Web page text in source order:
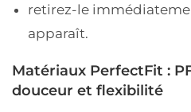
retirez-le
apparaît.
Matériaux PerfectFit :
douceur et flexibilité